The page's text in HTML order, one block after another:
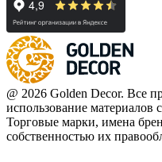
@ 2026 Golden Decor. Все
использование материалов
Торговые марки, имена
собственностью их